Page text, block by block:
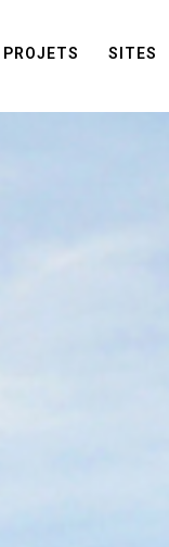
PROJETS SITES